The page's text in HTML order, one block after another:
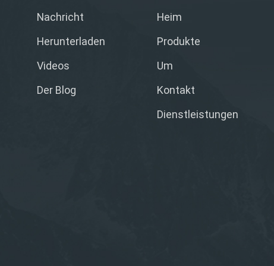
Nachricht
Herunterladen
Videos
Der Blog
Heim
Produkte
Um
Kontakt
Dienstleistungen